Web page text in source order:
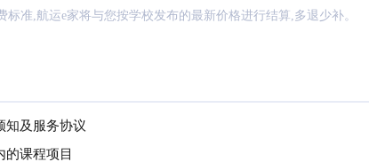
准,航运e家将与您按学校发布的最新价格进行结算,多退少补。
知及服务协议
的课程项目